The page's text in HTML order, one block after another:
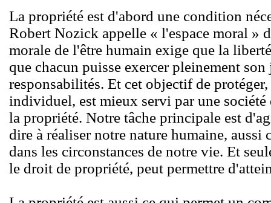
La propriété est d'abord une condition
Robert Nozick appelle « l'espace moral »
morale de l'être humain exige que la
que chacun puisse exercer pleinement son
responsabilités. Et cet objectif de
individuel, est mieux servi par une société
la propriété. Notre tâche principale est
dire à réaliser notre nature humaine, aussi
dans les circonstances de notre vie. Et
le droit de propriété, peut permettre